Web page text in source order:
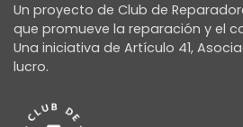
Un proyecto de Club de
que promueve la reparación y el
Una iniciativa de Artículo 41,
lucro.